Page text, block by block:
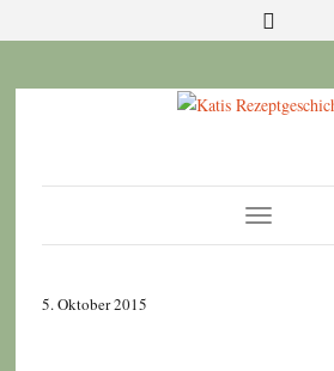
Toggle
Navigation
5. Oktober 2015